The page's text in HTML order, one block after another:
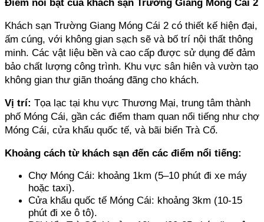
Khách sạn Trường Giang Móng Cái 2 có thiết kế hiện đại,
ấm cúng, với không gian sạch sẽ và bố trí nội thất thông
minh. Các vật liệu bền và cao cấp được sử dụng để đảm
bảo chất lượng công trình. Khu vực sân hiên và vườn tạo
không gian thư giãn thoáng đãng cho khách.
Vị trí: Tọa lạc tại khu vực Thương Mại, trung tâm thành
phố Móng Cái, gần các điểm tham quan nổi tiếng như chợ
Móng Cái, cửa khẩu quốc tế, và bãi biển Trà Cổ.
Khoảng cách từ khách sạn đến các điểm nổi tiếng:
Chợ Móng Cái: khoảng 1km (5–10 phút đi xe máy
hoặc taxi).
Cửa khẩu quốc tế Móng Cái: khoảng 3km (10-15
phút đi xe ô tô).